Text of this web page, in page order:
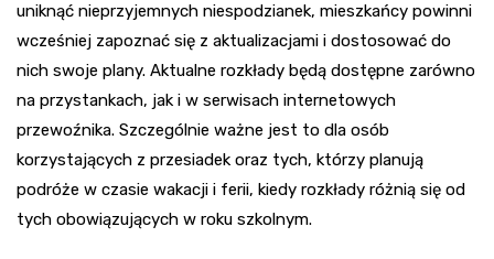
uniknąć nieprzyjemnych niespodzianek, mieszkańcy powinni
wcześniej zapoznać się z aktualizacjami i dostosować do
nich swoje plany. Aktualne rozkłady będą dostępne zarówno
na przystankach, jak i w serwisach internetowych
przewoźnika. Szczególnie ważne jest to dla osób
korzystających z przesiadek oraz tych, którzy planują
podróże w czasie wakacji i ferii, kiedy rozkłady różnią się od
tych obowiązujących w roku szkolnym.